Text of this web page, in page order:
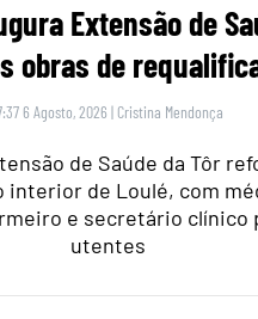
Extensão de
obras de
6 Agosto, 2026 | Cristina Mendonça
de Saúde da Tôr
interior de Loulé, com
e secretário clínico
utentes